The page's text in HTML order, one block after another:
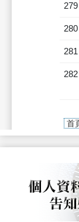
279
280
281
282
首